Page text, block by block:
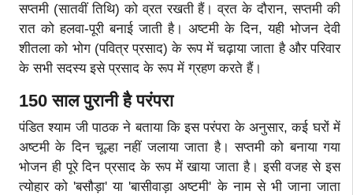
सप्तमी (सातवीं तिथि) को व्रत रखती हैं। व्रत के दौरान, सप्तमी की
रात को हलवा-पूरी बनाई जाती है। अष्टमी के दिन, यही भोजन देवी
शीतला को भोग (पवित्र प्रसाद) के रूप में चढ़ाया जाता है और परिवार
के सभी सदस्य इसे प्रसाद के रूप में ग्रहण करते हैं।
150 साल पुरानी है परंपरा
पंडित श्याम जी पाठक ने बताया कि इस परंपरा के अनुसार, कई घरों में
अष्टमी के दिन चूल्हा नहीं जलाया जाता है। सप्तमी को बनाया गया
भोजन ही पूरे दिन प्रसाद के रूप में खाया जाता है। इसी वजह से इस
त्योहार को 'बसौड़ा' या 'बासीवाड़ा अष्टमी' के नाम से भी जाना जाता